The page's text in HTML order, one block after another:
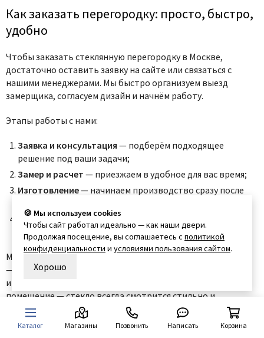
Как заказать перегородку: просто, быстро,
удобно
Чтобы заказать стеклянную перегородку в Москве,
достаточно оставить заявку на сайте или связаться с
нашими менеджерами. Мы быстро организуем выезд
замерщика, согласуем дизайн и начнём работу.
Этапы работы с нами:
Заявка и консультация — подберём подходящее
решение под ваши задачи;
Замер и расчет — приезжаем в удобное для вас время;
Изготовление— начинаем производство сразу после
Доставка и монтаж— аккуратно доставляем и
устанавливаем перегородку.
Мы уверены: качественная перегородка из стекла на заказ
— это не роскошь, а удобный и функциональный элемент
интерьера. Будь то квартира, офис или коммерческое
помещение — стекло всегда смотрится стильно и
современно.
Каталог Магазины Позвонить Написать Корзина
🍪 Мы используем cookies
Чтобы сайт работал идеально — как наши двери.
Продолжая посещение, вы соглашаетесь с политикой
конфиденциальности и условиями пользования сайтом.
Хорошо